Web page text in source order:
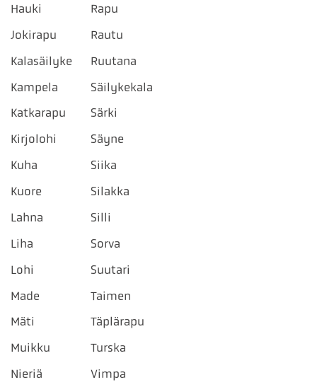
Hauki
Jokirapu
Kalasäilyke
Kampela
Katkarapu
Kirjolohi
Kuha
Kuore
Lahna
Liha
Lohi
Made
Mäti
Muikku
Nieriä
Rapu
Rautu
Ruutana
Säilykekala
Särki
Säyne
Siika
Silakka
Silli
Sorva
Suutari
Taimen
Täplärapu
Turska
Vimpa